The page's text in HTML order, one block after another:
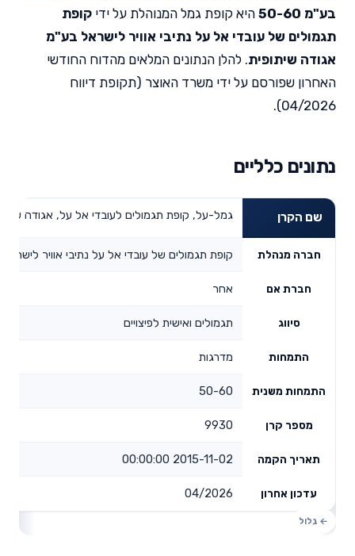
בע"מ 50-60
היא קופת גמל המנוהלת על ידי קופת
תגמולים של עובדי אל על נתיבי אוויר לישראל בע"מ
אגודה שיתופית. להלן הנתונים המלאים מהדוח החודשי
האחרון שפורסם על ידי משרד האוצר (תקופת דיווח
04/2026).
נתונים כלליים
שם הקרן גמל-על, קופת תגמולים לעובדי אל על, אגודה שיתופית
חברה מנהלת קופת תגמולים של עובדי אל על נתיבי אוויר
חברת אם אחר
סיווג תגמולים ואישית לפיצויים
התמחות מדרגות
התמחות משנית 50-60
מספר קרן 9930
תאריך הקמה 2015-11-02 00:00:00
עדכון אחרון 04/2026